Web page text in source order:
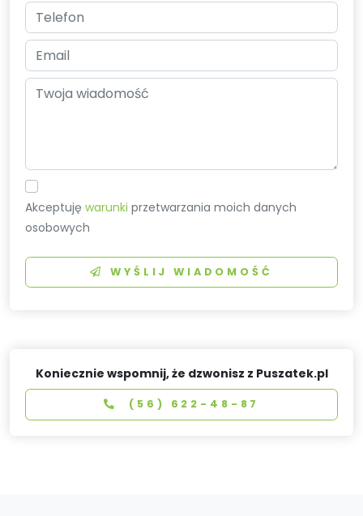
Akceptujęwarunki przetwarzania moich danych
osobowych
WYŚLIJ WIADOMOŚĆ
Koniecznie wspomnij, że dzwonisz z Puszatek.pl
(56) 622-48-87